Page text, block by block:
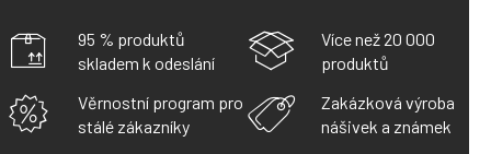
95 % produktů
skladem k odeslání
Více než 20 000
produktů
Věrnostní program pro
stálé zákazníky
Zakázková výroba
nášivek a známek